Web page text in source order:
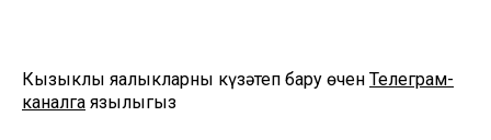
Кызыклы яңалыкларны күзәтеп бару өчен Телеграм-
каналга язылыгыз